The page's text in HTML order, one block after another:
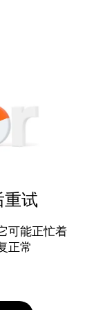
重试
可能正忙着
正常